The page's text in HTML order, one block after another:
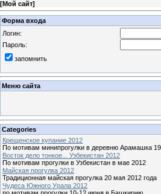
[Мой сайт]
Форма входа
Логин:
Пароль:
запомнить
Меню сайта
Categories
Крещенское купание 2012
По мотивам минипрогулки в деревню Арамашка
Восток дело тонкое... Узбекистан 2012
По мотивам прогулки в Узбекистан в мае 2012
Майская прогулка 2012
Традиционная майская прогулка 20 мая 2012 года
Чудеса Южного Урала 2012